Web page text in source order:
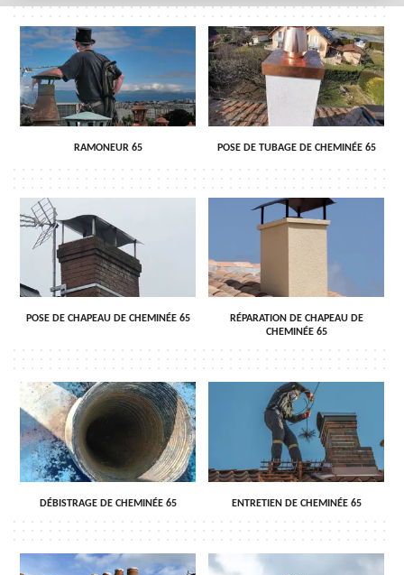
RAMONEUR 65 POSE DE TUBAGE DE CHEMINÉE 65
POSE DE CHAPEAU DE CHEMINÉE 65
RÉPARATION DE CHAPEAU DE
CHEMINÉE 65
DÉBISTRAGE DE CHEMINÉE 65 ENTRETIEN DE CHEMINÉE 65